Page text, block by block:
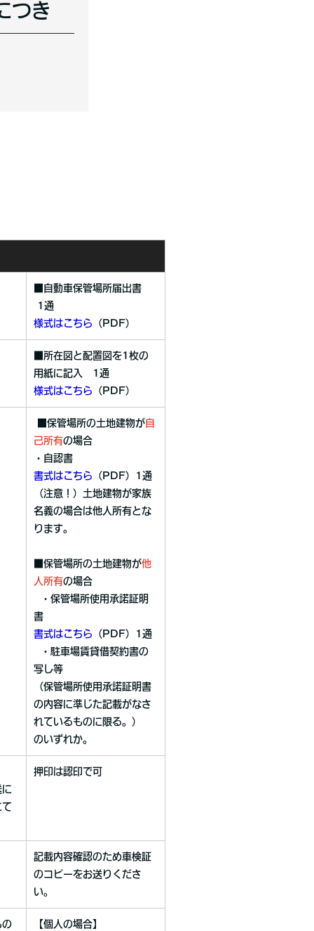
つき
■自動車保管場所届出書
1通
様式はこちら （PDF）
■所在図と配置図を1枚の
用紙に記入 1通
様式はこちら （PDF）
■保管場所の土地建物が自
己所有の場合
・自認書
書式はこちら （PDF）1通
（注意！）土地建物が家族
名義の場合は他人所有とな
ります。
■保管場所の土地建物が他
人所有の場合
・保管場所使用承諾証明
書
書式はこちら （PDF）1通
・駐車場賃貸借契約書の
写し等
（保管場所使用承諾証明書
の内容に準じた記載がなさ
れているものに限る。）
のいずれか。
押印は認印で可
記載内容確認のため車検証
のコピーをお送りくださ
い。
の
【個人の場合】